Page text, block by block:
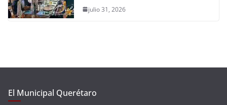
julio 31, 2026
El Municipal Querétaro